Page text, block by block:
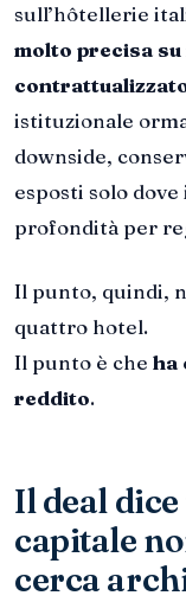
sull’hôtellerie
molto precisa
istituzionale
downside,
esposti solo
profondità per
Il punto, quindi,
quattro hotel.
Il punto è che ha
reddito.
Il deal
capitale
cerca